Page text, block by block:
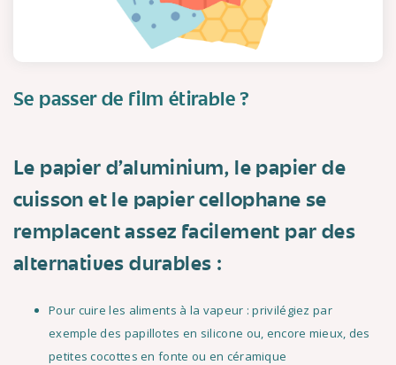
Se passer de film étirable ?
Le papier d’aluminium, le papier de
cuisson et le papier cellophane se
remplacent assez facilement par des
alternatives durables :
Pour cuire les aliments à la vapeur : privilégiez par
exemple des papillotes en silicone ou, encore mieux, des
petites cocottes en fonte ou en céramique